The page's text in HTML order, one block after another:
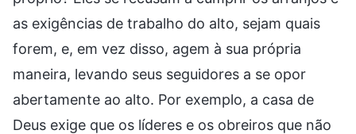
as exigências de trabalho do alto, sejam quais
forem, e, em vez disso, agem à sua própria
maneira, levando seus seguidores a se opor
abertamente ao alto. Por exemplo, a casa de
Deus exige que os líderes e os obreiros que não